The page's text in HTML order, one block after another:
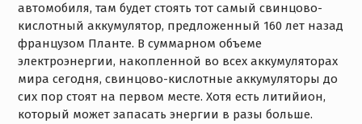
автомобиля, там будет стоять тот самый свинцово-
кислотный аккумулятор, предложенный 160 лет назад
французом Планте. В суммарном объеме
электроэнергии, накопленной во всех аккумуляторах
мира сегодня, свинцово-кислотные аккумуляторы до
сих пор стоят на первом месте. Хотя есть литийион,
который может запасать энергии в разы больше.